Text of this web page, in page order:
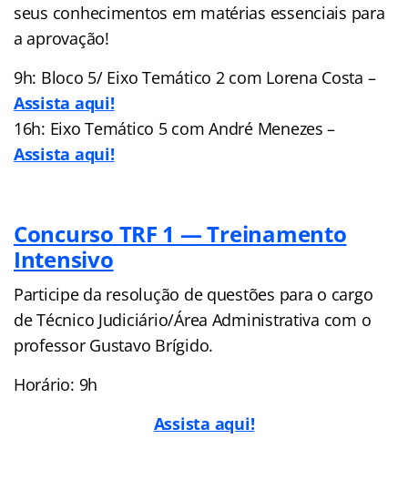
seus conhecimentos em matérias essenciais para
a aprovação!
9h: Bloco 5/ Eixo Temático 2 com Lorena Costa –
Assista aqui!
16h: Eixo Temático 5 com André Menezes –
Assista aqui!
Concurso TRF 1 — Treinamento
Intensivo
Participe da resolução de questões para o cargo
de Técnico Judiciário/Área Administrativa com o
professor Gustavo Brígido.
Horário: 9h
Assista aqui!